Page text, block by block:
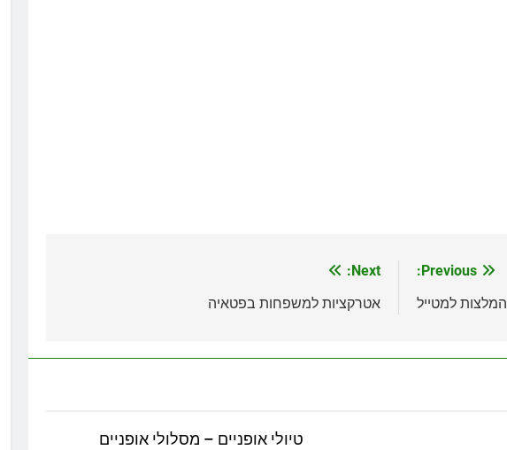
Previous:
המלצות למטייל
Next:
אטרקציות למשפחות בפטאיה
טיולי אופניים – מסלולי אופניים